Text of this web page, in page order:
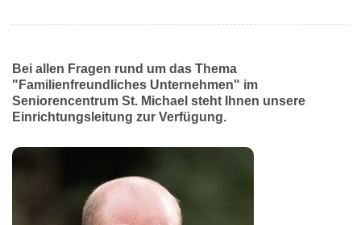
Bei allen Fragen rund um das Thema
"Familienfreundliches Unternehmen" im
Seniorencentrum St. Michael steht Ihnen unsere
Einrichtungsleitung zur Verfügung.